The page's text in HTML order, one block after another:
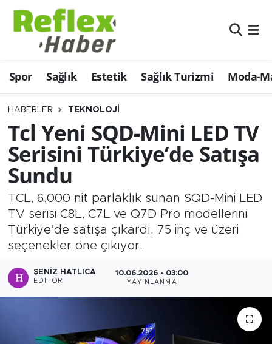
Spor Sağlık Estetik Sağlık Turizmi Moda-
HABERLER TEKNOLOJI
Tcl Yeni SQD-Mini LED TV
Serisini Türkiye’de Satışa
Sundu
TCL, 6.000 nit parlaklık sunan SQD-Mini LED
TV serisi C8L, C7L ve Q7D Pro modellerini
Türkiye’de satışa çıkardı. 75 inç ve üzeri
seçenekler öne çıkıyor.
ŞENIZ HATLICA
EDITÖR
10.06.2026 - 03:00
YAYINLANMA
Eğitim
Estetik
Firmalardan
Güncel
İş ve Ekonomi
Moda-Magazin-Eğlence
Sağlık
Nöbetçi Eczaneler
Hava Durumu
Namaz Vakitleri
Trafik Durumu
Şampiyonlar Ligi Puan Durumu ve Fikstür
Tüm Manşetler
Son Dakika Haberleri